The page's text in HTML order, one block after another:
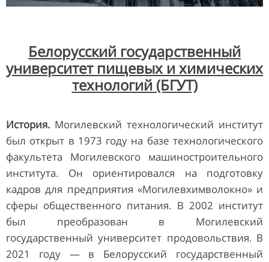
Белорусский государственный
университет пищевых и химических
технологий (БГУТ)
История. Могилевский технологический институт
был открыт в 1973 году на базе технологического
факультета Могилевского машиностроительного
института. Он ориентировался на подготовку
кадров для предприятия «Могилевхимволокно» и
сферы общественного питания. В 2002 институт
был преобразован в Могилевский
государственный университет продовольствия. В
2021 году — в Белорусский государственный